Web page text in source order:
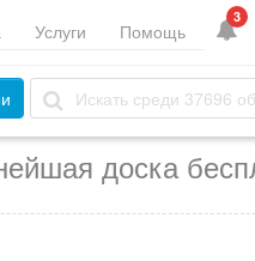
Услуги Помощь
3
доска